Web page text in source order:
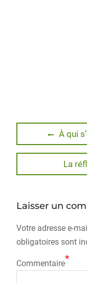
Navigation
de
post:
À qui
Next
post:
La
Laisser un
Votre adresse e-
obligatoires sont
Commentaire*